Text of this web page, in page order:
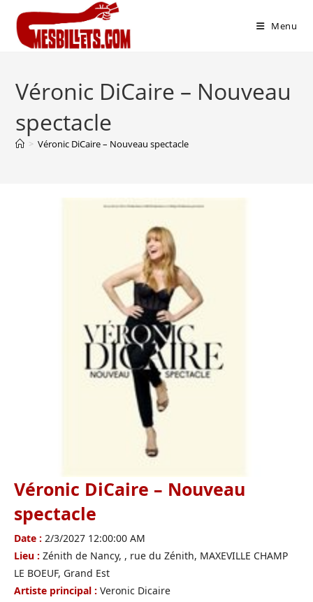
Menu
Véronic DiCaire – Nouveau
spectacle
> Véronic DiCaire – Nouveau spectacle
Véronic DiCaire – Nouveau
spectacle
Date : 2/3/2027 12:00:00 AM
Lieu : Zénith de Nancy, , rue du Zénith, MAXEVILLE CHAMP
LE BOEUF, Grand Est
Artiste principal : Veronic Dicaire